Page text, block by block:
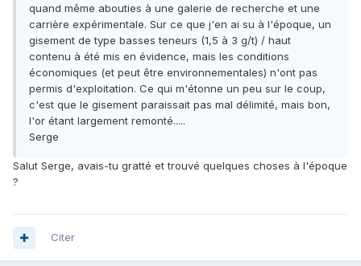
quand même abouties à une galerie de recherche et une
carrière expérimentale. Sur ce que j'en ai su à l'époque, un
gisement de type basses teneurs (1,5 à 3 g/t) / haut
contenu à été mis en évidence, mais les conditions
économiques (et peut être environnementales) n'ont pas
permis d'exploitation. Ce qui m'étonne un peu sur le coup,
c'est que le gisement paraissait pas mal délimité, mais bon,
l'or étant largement remonté.....
Serge
Salut Serge, avais-tu gratté et trouvé quelques choses à l'époque
?
Citer